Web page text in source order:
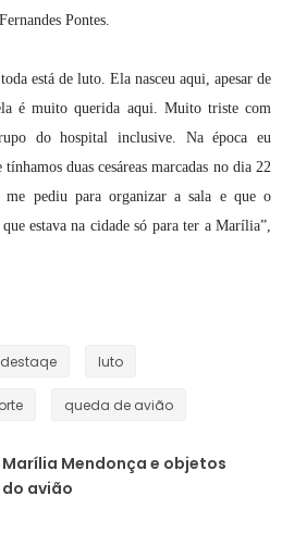
Pontes.
está de luto. Ela nasceu aqui, apesar de
é muito querida aqui. Muito triste com
do hospital inclusive. Na época eu
duas cesáreas marcadas no dia 22
pediu para organizar a sala e que o
estava na cidade só para ter a Marília”,
destaqe luto
queda de avião
Mendonça e objetos
avião